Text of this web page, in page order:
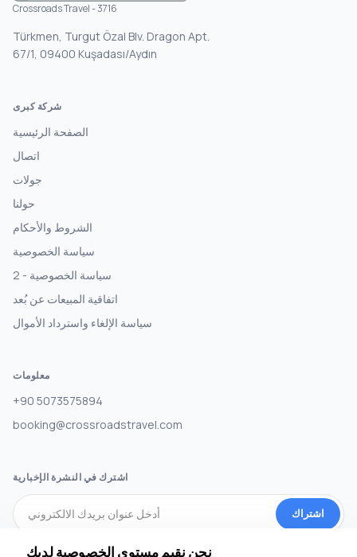
Crossroads Travel - 3716
Türkmen, Turgut Özal Blv. Dragon Apt.
67/1, 09400 Kuşadası/Aydın
شركة كبرى
الصفحة الرئيسية
اتصال
جولات
حولنا
الشروط والأحكام
سياسة الخصوصية
سياسة الخصوصية - 2
اتفاقية المبيعات عن بُعد
سياسة الإلغاء واسترداد الأموال
معلومات
+90 5073575894
booking@crossroadstravel.com
اشترك في النشرة الإخبارية
اشتراك
نحن نقيم مستوى الخصوصية لديك